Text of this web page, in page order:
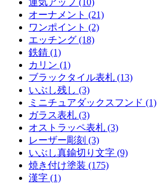
オーナメント (21)
ワンポイント (2)
エッチング (18)
鉄錆 (1)
カリン (1)
ブラックタイル表札 (13)
いぶし残し (3)
ミニチュアダックスフンド (1)
ガラス表札 (3)
オストラッペ表札 (3)
レーザー彫刻 (3)
いぶし真鍮切り文字 (9)
焼き付け塗装 (175)
漢字 (1)